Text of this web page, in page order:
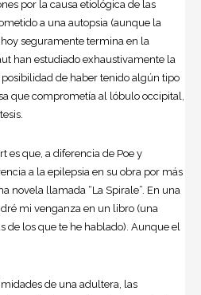
por la causa etiológica de las
a una autopsia (aunque la
seguramente termina en la
han estudiado exhaustivamente la
de haber tenido algún tipo
que comprometía al lóbulo occipital,
es que, a diferencia de Poe y
a la epilepsia en su obra por más
novela llamada “La Spirale”. En una
mi venganza en un libro (una
de los que te he hablado). Aunque el
de una adultera, las